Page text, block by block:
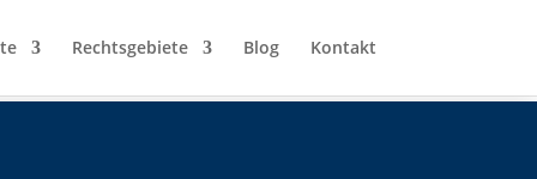
Rechtsgebiete Blog Kontakt